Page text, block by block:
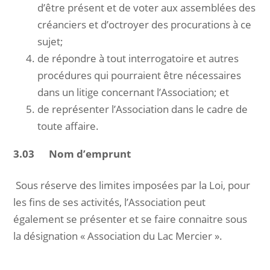
d’être présent et de voter aux assemblées des
créanciers et d’octroyer des procurations à ce
sujet;
de répondre à tout interrogatoire et autres
procédures qui pourraient être nécessaires
dans un litige concernant l’Association; et
de représenter l’Association dans le cadre de
toute affaire.
3.03 Nom d’emprunt
Sous réserve des limites imposées par la Loi, pour
les fins de ses activités, l’Association peut
également se présenter et se faire connaitre sous
la désignation « Association du Lac Mercier ».